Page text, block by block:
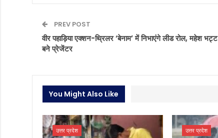
PREV POST
वीर पहाड़िया एक्शन-थ्रिलर ‘बेनाम’ में निभाएंगे लीड रोल, महेश भट्ट
बने प्रेजेंटर
You Might Also Like
उत्तर प्रदेश उत्तर प्रदेश